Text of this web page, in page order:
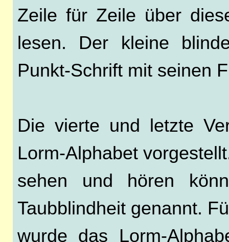
Zeile für Zeile über
lesen. Der kleine
Punkt-Schrift mit seinen
Die vierte und letzte
Lorm-Alphabet
sehen und hören
Taubblindheit genannt.
wurde das Lorm-